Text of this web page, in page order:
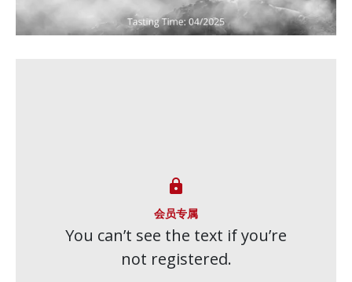

会员专属
You can’t see the text if you’re
not registered.